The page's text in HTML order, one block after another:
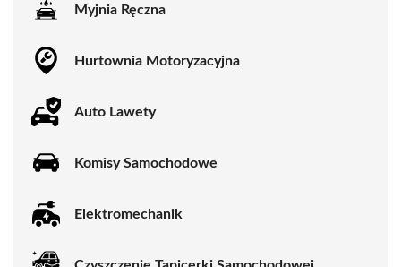
Myjnia Ręczna
Hurtownia Motoryzacyjna
Auto Lawety
Komisy Samochodowe
Elektromechanik